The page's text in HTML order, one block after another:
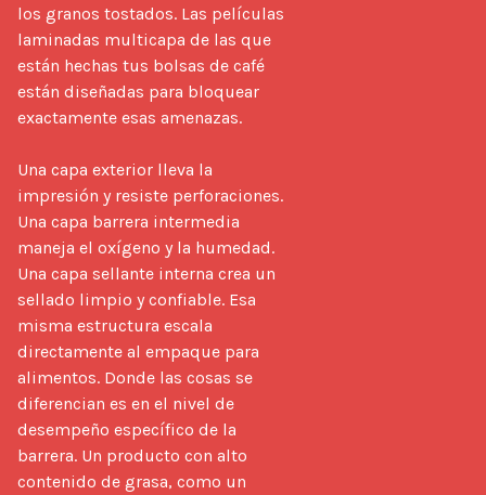
los granos tostados. Las películas
laminadas multicapa de las que
están hechas tus bolsas de café
están diseñadas para bloquear
exactamente esas amenazas.
Una capa exterior lleva la
impresión y resiste perforaciones.
Una capa barrera intermedia
maneja el oxígeno y la humedad.
Una capa sellante interna crea un
sellado limpio y confiable. Esa
misma estructura escala
directamente al empaque para
alimentos. Donde las cosas se
diferencian es en el nivel de
desempeño específico de la
barrera. Un producto con alto
contenido de grasa, como un